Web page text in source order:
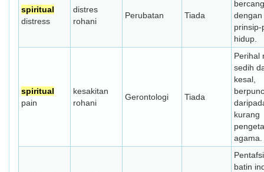
spiritual
distress
distres
rohani
Perubatan Tiada
dengan
prinsip-
hidup.
spiritual
pain
kesakitan
rohani
Gerontologi Tiada
Perihal
sedih
kesal,
kurang
agama.
batin